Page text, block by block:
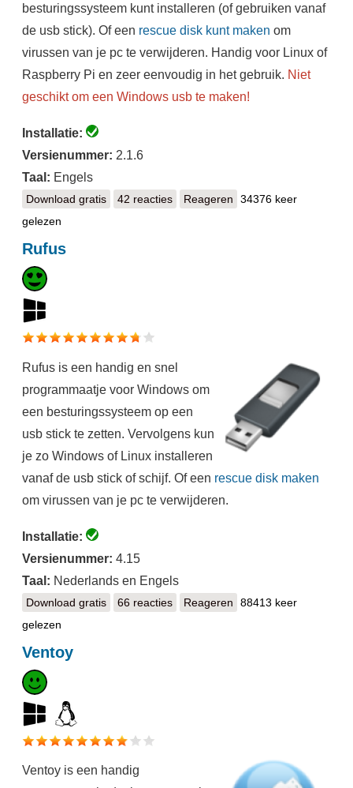
besturingssysteem kunt installeren (of gebruiken vanaf
de usb stick). Of een rescue disk kunt maken om
virussen van je pc te verwijderen. Handig voor Linux of
Raspberry Pi en zeer eenvoudig in het gebruik. Niet
geschikt om een Windows usb te maken!
Installatie:
Versienummer: 2.1.6
Taal: Engels
Download gratisbalena Etcher
42 reacties Reageren
34376 keer
gelezen
Rufus
Rufus is een handig en snel
programmaatje voor Windows om
een besturingssysteem op een
usb stick te zetten. Vervolgens kun
je zo Windows of Linux installeren
vanaf de usb stick of schijf. Of een rescue disk maken
om virussen van je pc te verwijderen.
Installatie:
Versienummer: 4.15
Taal: Nederlands en Engels
Download gratisRufus
66 reacties Reageren
88413 keer
gelezen
Ventoy
Ventoy is een handig